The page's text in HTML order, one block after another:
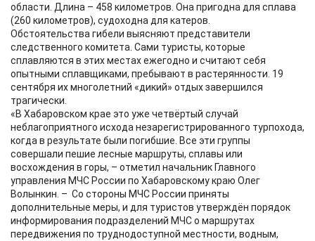
области. Длина – 458 километров. Она пригодна для сплава
(260 километров), судоходна для катеров.
Обстоятельства гибели выясняют представители
следственного комитета. Сами туристы, которые
сплавляются в этих местах ежегодно и считают себя
опытными сплавщиками, пребывают в растерянности. 19
сентября их многолетний «дикий» отдых завершился
трагически.
«В Хабаровском крае это уже четвёртый случай
неблагоприятного исхода незарегистрированного турпохода,
когда в результате были погибшие. Все эти группы
совершали пешие лесные маршруты, сплавы или
восхождения в горы, – отметил начальник Главного
управления МЧС России по Хабаровскому краю Олег
Волынкин. – Со стороны МЧС России приняты
дополнительные меры, и для туристов утверждён порядок
информирования подразделений МЧС о маршрутах
передвижения по труднодоступной местности, водным,